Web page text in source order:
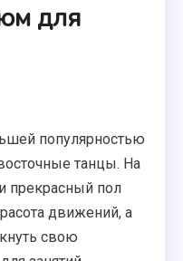
для
популярностью
танцы. На
прекрасный пол
движений, а
свою